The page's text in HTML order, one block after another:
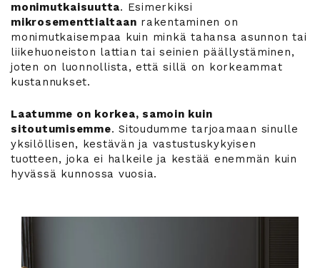
monimutkaisuutta. Esimerkiksi
mikrosementtialtaan rakentaminen on
monimutkaisempaa kuin minkä tahansa asunnon tai
liikehuoneiston lattian tai seinien päällystäminen,
joten on luonnollista, että sillä on korkeammat
kustannukset.
Laatumme on korkea, samoin kuin
sitoutumisemme. Sitoudumme tarjoamaan sinulle
yksilöllisen, kestävän ja vastustuskykyisen
tuotteen, joka ei halkeile ja kestää enemmän kuin
hyvässä kunnossa vuosia.